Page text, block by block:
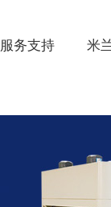
服务支持 米